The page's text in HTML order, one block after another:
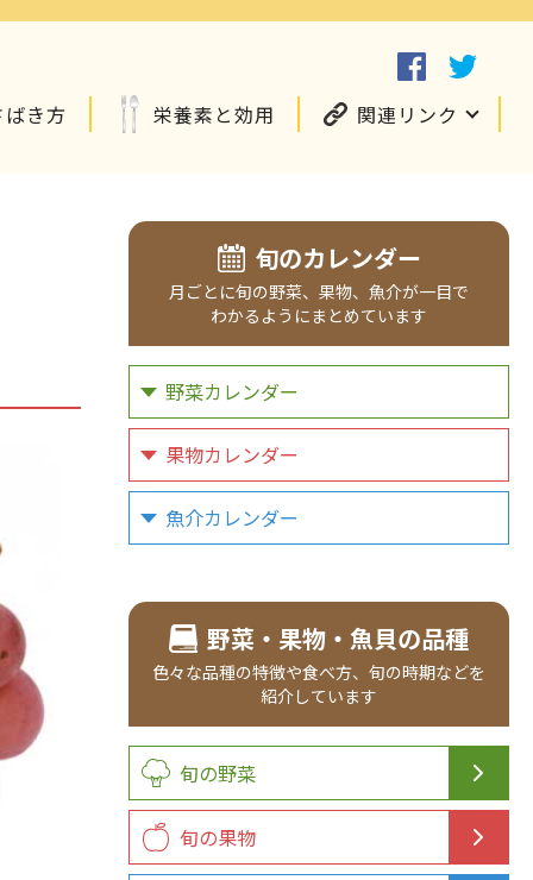
き方 栄養素と効用 関連リンク
旬のカレンダー
月ごとに旬の野菜、 果物、 魚介が一目で
わかるようにまとめています
野菜カレンダー
果物カレンダー
魚介カレンダー
野菜・果物・魚貝の品種
色々な品種の特徴や食べ方、 旬の時期などを
紹介しています
旬の野菜
旬の果物